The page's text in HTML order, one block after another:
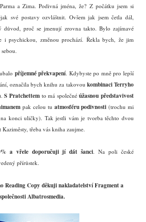
a Zima. Podivná jména, že? Z počátku jsem si
své postavy ozvláštnit. Ovšem jak jsem četla dál,
důvod, proč se jmenují zrovna takto. Bylo zajímavé
i psychickou, změnou prochází. Řekla bych, že jim
příjemné překvapení. Kdybyste po mně pro lepší
označila bych knihu za takovou kombinaci Terryho
.S Pratchettem to má společnéúžasnou představivost
pak celou tu atmosféru podivnosti (trochu mi
konci uličky). Tak jestli vám je tvorba těchto dvou
třeba vás kniha zaujme.
a vřele doporučuji jí dát šanci. Na poli české
přírůstek.
společnosti Albatrosmedia.